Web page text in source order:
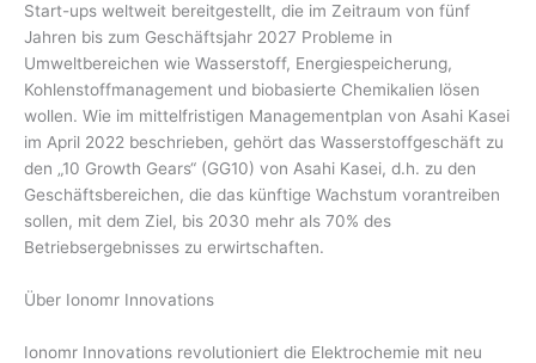
Start-ups weltweit bereitgestellt, die im Zeitraum von fünf
Jahren bis zum Geschäftsjahr 2027 Probleme in
Umweltbereichen wie Wasserstoff, Energiespeicherung,
Kohlenstoffmanagement und biobasierte Chemikalien lösen
wollen. Wie im mittelfristigen Managementplan von Asahi Kasei
im April 2022 beschrieben, gehört das Wasserstoffgeschäft zu
den „10 Growth Gears“ (GG10) von Asahi Kasei, d.h. zu den
Geschäftsbereichen, die das künftige Wachstum vorantreiben
sollen, mit dem Ziel, bis 2030 mehr als 70% des
Betriebsergebnisses zu erwirtschaften.
Über Ionomr Innovations
Ionomr Innovations revolutioniert die Elektrochemie mit neu